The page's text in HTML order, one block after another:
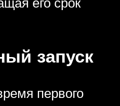
запуск
первого